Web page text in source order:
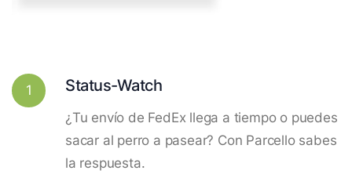
1 Status-Watch
¿Tu envío de FedEx llega a tiempo o puedes
sacar al perro a pasear? Con Parcello sabes
la respuesta.